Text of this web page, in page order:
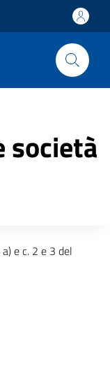
società
e c. 2 e 3 del